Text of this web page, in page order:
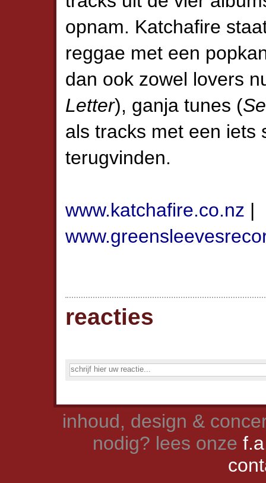
opnam. Katchafire
reggae met een
dan ook zowel lovers
Letter), ganja tunes (
als tracks met een iets
terugvinden.
www.katchafire.co.nz |
reacties
inhoud, design &
nodig? lees onze